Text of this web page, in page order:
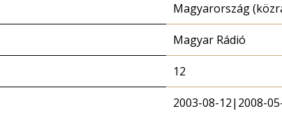
Magyarország
Magyar Rádió
12
2003-08-12|2008-